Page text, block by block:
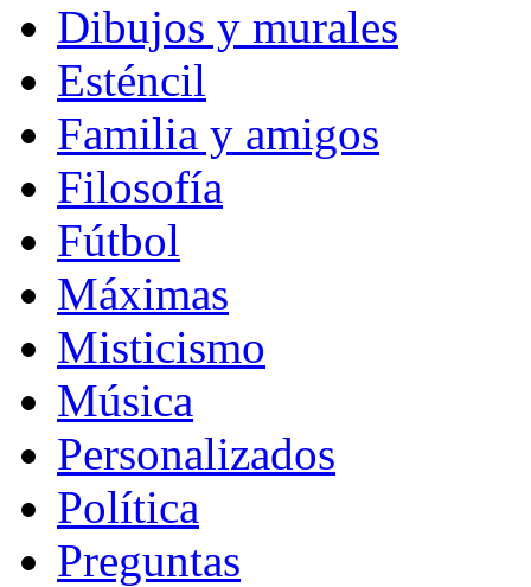
Dibujos y murales
Esténcil
Familia y amigos
Filosofía
Fútbol
Máximas
Misticismo
Música
Personalizados
Política
Preguntas